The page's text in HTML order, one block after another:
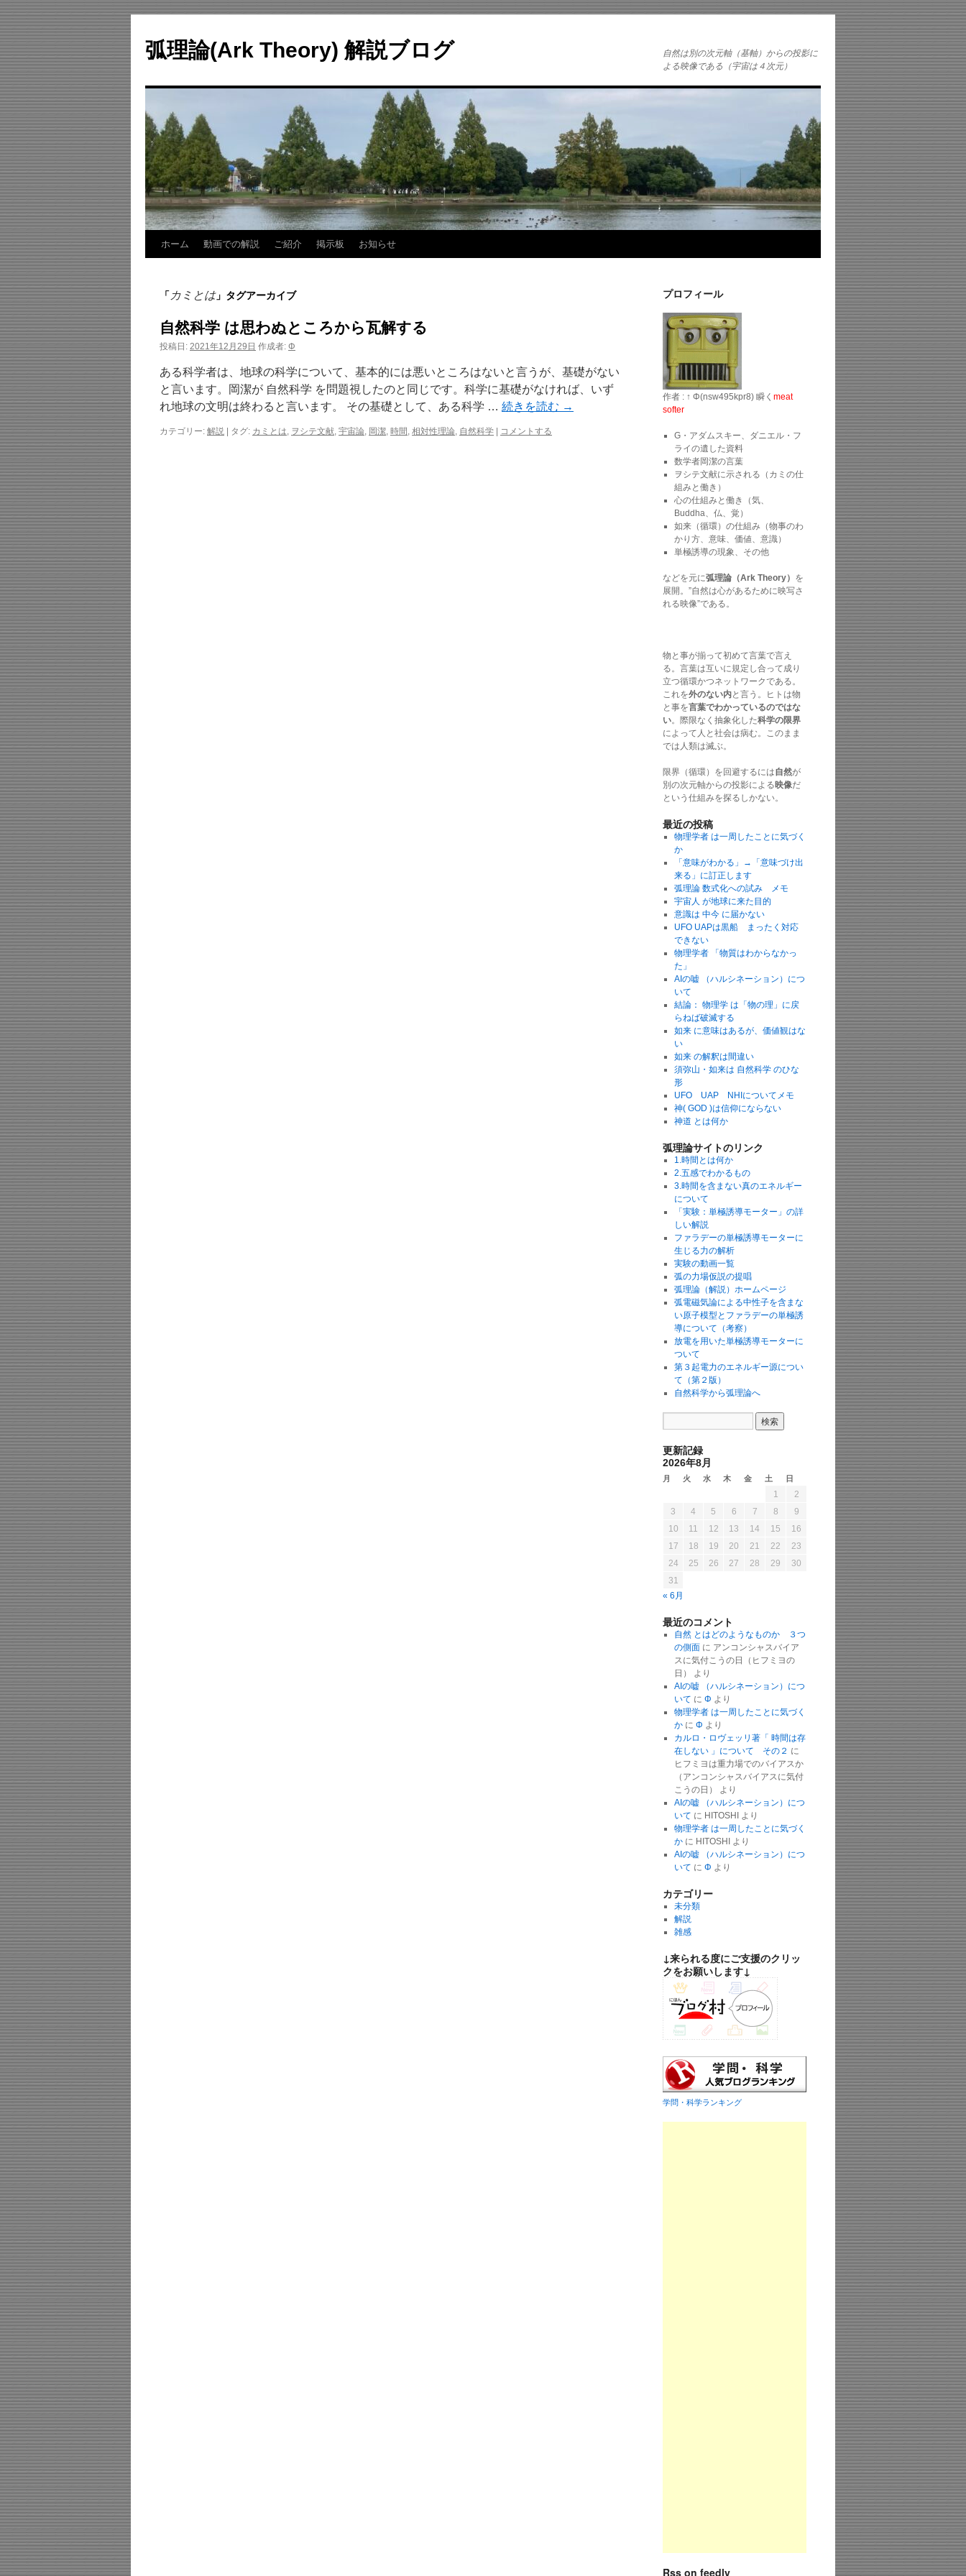
テ
ン
へ
キ
ッ
プ
弧理論(Ark Theory) 解説ブログ
自然は別の次元軸（基軸）からの投影に
よる映像である（宇宙は４次元）
ホーム 動画での解説 ご紹介 掲示板 お知らせ
「 カミとは」タグアーカイブ
自然科学 は思わぬところから瓦解する
投稿日: 2021年12月29日 作成者: Φ
ある科学者は、地球の科学について、基本的には悪いところはないと言うが、基礎がない
と言います。岡潔が 自然科学 を問題視したのと同じです。科学に基礎がなければ、いず
れ地球の文明は終わると言います。 その基礎として、ある科学 … 続きを読む →
カテゴリー: 解説 タグ: カミとは, ヲシテ文献, 宇宙論, 岡潔, 時間 , 相対性理論, 自然科学 コメントする
プロフィール
作者 : ↑ Φ(nsw495kpr8) 瞬く meat
softer
G・アダムスキー、ダニエル・フ
ライの遺した資料
数学者岡潔の言葉
ヲシテ文献に示される（カミの仕
組みと働き）
心の仕組みと働き（気、
Buddha、仏、覚）
如来（循環）の仕組み（物事のわ
かり方、意味、価値、意識）
単極誘導の現象、その他
などを元に弧理論（Ark Theory） を
展開。”自然は心があるために映写さ
れる映像”である。
物と事が揃って初めて言葉で言え
る。言葉は互いに規定し合って成り
立つ循環かつネットワークである。
これを外のない内と言う。ヒトは物
と事を言葉でわかっているのではな
い。際限なく抽象化した科学の限界
によって人と社会は病む。このまま
では人類は滅ぶ。
限界（循環）を回避するには自然が
別の次元軸からの投影による映像だ
という仕組みを探るしかない。
最近の投稿
物理学者 は一周したことに気づく
か
「意味がわかる」→「意味づけ出
来る」に訂正します
弧理論 数式化への試み メモ
宇宙人 が地球に来た目的
意識は 中今 に届かない
UFO UAPは黒船 まったく対応
できない
物理学者 「物質はわからなかっ
た」
AIの嘘 （ハルシネーション）につ
いて
結論： 物理学 は「物の理」に戻
らねば破滅する
如来 に意味はあるが、価値観はな
い
如来 の解釈は間違い
須弥山・如来は 自然科学 のひな
形
UFO UAP NHIについてメモ
神( GOD )は信仰にならない
神道 とは何か
弧理論サイトのリンク
1.時間とは何か
2.五感でわかるもの
3.時間を含まない真のエネルギー
について
「実験：単極誘導モーター」の詳
しい解説
ファラデーの単極誘導モーターに
生じる力の解析
実験の動画一覧
弧の力場仮説の提唱
弧理論（解説）ホームページ
弧電磁気論による中性子を含まな
い原子模型とファラデーの単極誘
導について（考察）
放電を用いた単極誘導モーターに
ついて
第３起電力のエネルギー源につい
て（第２版）
自然科学から弧理論へ
更新記録
2026年8月
月 火 水 木 金 土 日
1
2
3
4 5 6 7 8
9
10
11 12 13 14 15
16
17
18 19 20 21 22
23
24
25 26 27 28 29
30
31
« 6月
最近のコメント
自然 とはどのようなものか ３つ
の側面に アンコンシャスバイア
スに気付こうの日（ヒフミヨの
日）
より
AIの嘘 （ハルシネーション）につ
いて に Φ より
物理学者 は一周したことに気づく
かに Φ より
カルロ・ロヴェッリ著「 時間は存
在しない 」について その２ に
ヒフミヨは重力場でのバイアスか
（アンコンシャスバイアスに気付
こうの日）
より
AIの嘘 （ハルシネーション）につ
いて に HITOSHI
より
物理学者 は一周したことに気づく
かに HITOSHI
より
AIの嘘 （ハルシネーション）につ
いて に Φ より
カテゴリー
未分類
解説
雑感
↓来られる度にご支援のクリッ
クをお願いします↓
学問・科学ランキング
Rss on feedly